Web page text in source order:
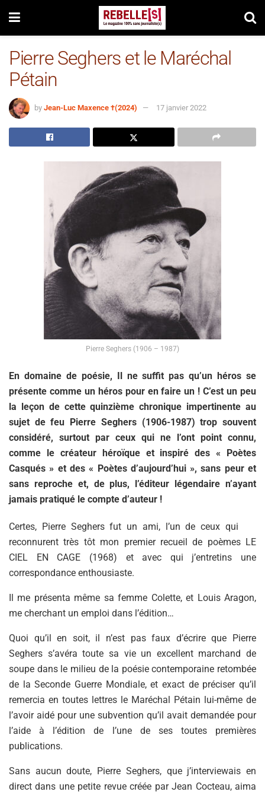
Pierre Seghers et le Maréchal
Pétain
by Jean-Luc Maxence †(2024) 17 janvier 2022
Pierre Seghers (1906 – 1987)
En domaine de poésie, Il ne suffit pas qu’un héros se
présente comme un héros pour en faire un ! C’est un peu
la leçon de cette quinzième chronique impertinente au
sujet de feu Pierre Seghers (1906-1987) trop souvent
considéré, surtout par ceux qui ne l’ont point connu,
comme le créateur héroïque et inspiré des « Poètes
Casqués » et des « Poètes d’aujourd’hui », sans peur et
sans reproche et, de plus, l’éditeur légendaire n’ayant
jamais pratiqué le compte d’auteur !
Certes, Pierre Seghers fut un ami, l’un de ceux qui
reconnurent très tôt mon premier recueil de poèmes LE
CIEL EN CAGE (1968) et avec qui j’entretins une
correspondance enthousiaste.
Il me présenta même sa femme Colette, et Louis Aragon,
me cherchant un emploi dans l’édition…
Quoi qu’il en soit, il n’est pas faux d’écrire que Pierre
Seghers s’avéra toute sa vie un excellent marchand de
soupe dans le milieu de la poésie contemporaine retombée
de la Seconde Guerre Mondiale, et exact de préciser qu’il
remercia en toutes lettres le Maréchal Pétain lui-même de
l’avoir aidé pour une subvention qu’il avait demandée pour
l’aide à l’édition de l’une de ses toutes premières
publications.
Sans aucun doute, Pierre Seghers, que j’interviewais en
direct dans une petite revue créée par Jean Cocteau, aima